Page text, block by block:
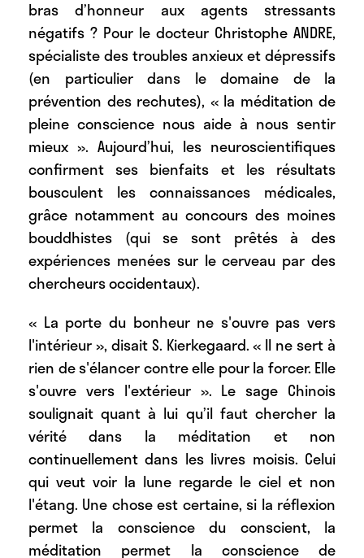
bras d’honneur aux agents stressants
négatifs ? Pour le docteur Christophe ANDRE,
spécialiste des troubles anxieux et dépressifs
(en particulier dans le domaine de la
prévention des rechutes), « la méditation de
pleine conscience nous aide à nous sentir
mieux ». Aujourd’hui, les neuroscientifiques
confirment ses bienfaits et les résultats
bousculent les connaissances médicales,
grâce notamment au concours des moines
bouddhistes (qui se sont prêtés à des
expériences menées sur le cerveau par des
chercheurs occidentaux).
« La porte du bonheur ne s'ouvre pas vers
l'intérieur », disait S. Kierkegaard. « Il ne sert à
rien de s'élancer contre elle pour la forcer. Elle
s'ouvre vers l'extérieur ». Le sage Chinois
soulignait quant à lui qu’il faut chercher la
vérité dans la méditation et non
continuellement dans les livres moisis. Celui
qui veut voir la lune regarde le ciel et non
l'étang. Une chose est certaine, si la réflexion
permet la conscience du conscient, la
méditation permet la conscience de